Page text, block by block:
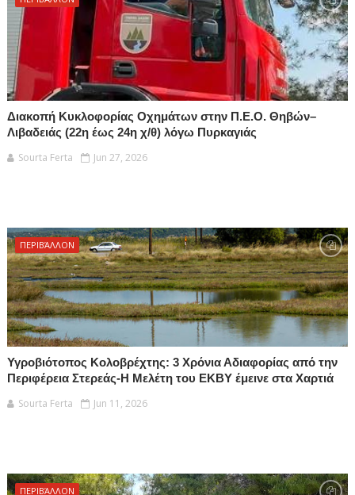
Διακοπή Κυκλοφορίας Οχημάτων στην Π.Ε.Ο. Θηβών–
Λιβαδειάς (22η έως 24η χ/θ) λόγω Πυρκαγιάς
Sourta Ferta
Jun 27, 2026
ΠΕΡΙΒΆΛΛΟΝ
Υγροβιότοπος Κολοβρέχτης: 3 Χρόνια Αδιαφορίας από την
Περιφέρεια Στερεάς-Η Μελέτη του ΕΚΒΥ έμεινε στα Χαρτιά
Sourta Ferta
Jun 11, 2026
ΠΕΡΙΒΆΛΛΟΝ